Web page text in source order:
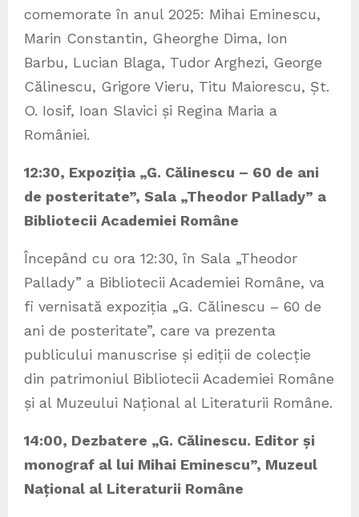
comemorate în anul 2025: Mihai Eminescu,
Marin Constantin, Gheorghe Dima, Ion
Barbu, Lucian Blaga, Tudor Arghezi, George
Călinescu, Grigore Vieru, Titu Maiorescu, Șt.
O. Iosif, Ioan Slavici și Regina Maria a
României.
12:30, Expoziția „G. Călinescu – 60 de ani
de posteritate”, Sala „Theodor Pallady” a
Bibliotecii Academiei Române
Începând cu ora 12:30, în Sala „Theodor
Pallady” a Bibliotecii Academiei Române, va
fi vernisată expoziția „G. Călinescu – 60 de
ani de posteritate”, care va prezenta
publicului manuscrise și ediții de colecție
din patrimoniul Bibliotecii Academiei Române
și al Muzeului Național al Literaturii Române.
14:00, Dezbatere „G. Călinescu. Editor și
monograf al lui Mihai Eminescu”, Muzeul
Național al Literaturii Române